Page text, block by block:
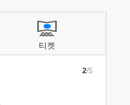
2/5
티켓